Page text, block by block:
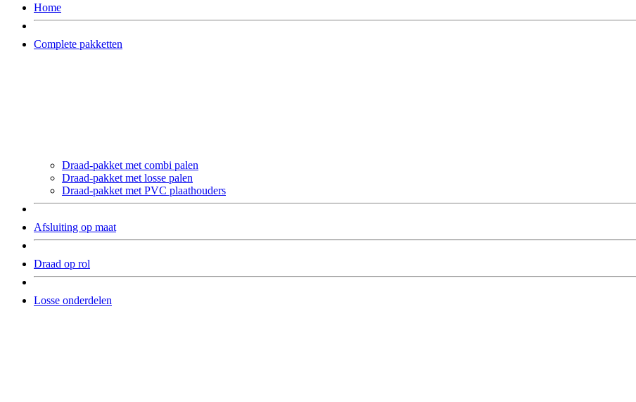
Home
Complete pakketten
Draad-pakket met combi palen
Draad-pakket met losse palen
Draad-pakket met PVC plaathouders
Afsluiting op maat
Draad op rol
Losse onderdelen